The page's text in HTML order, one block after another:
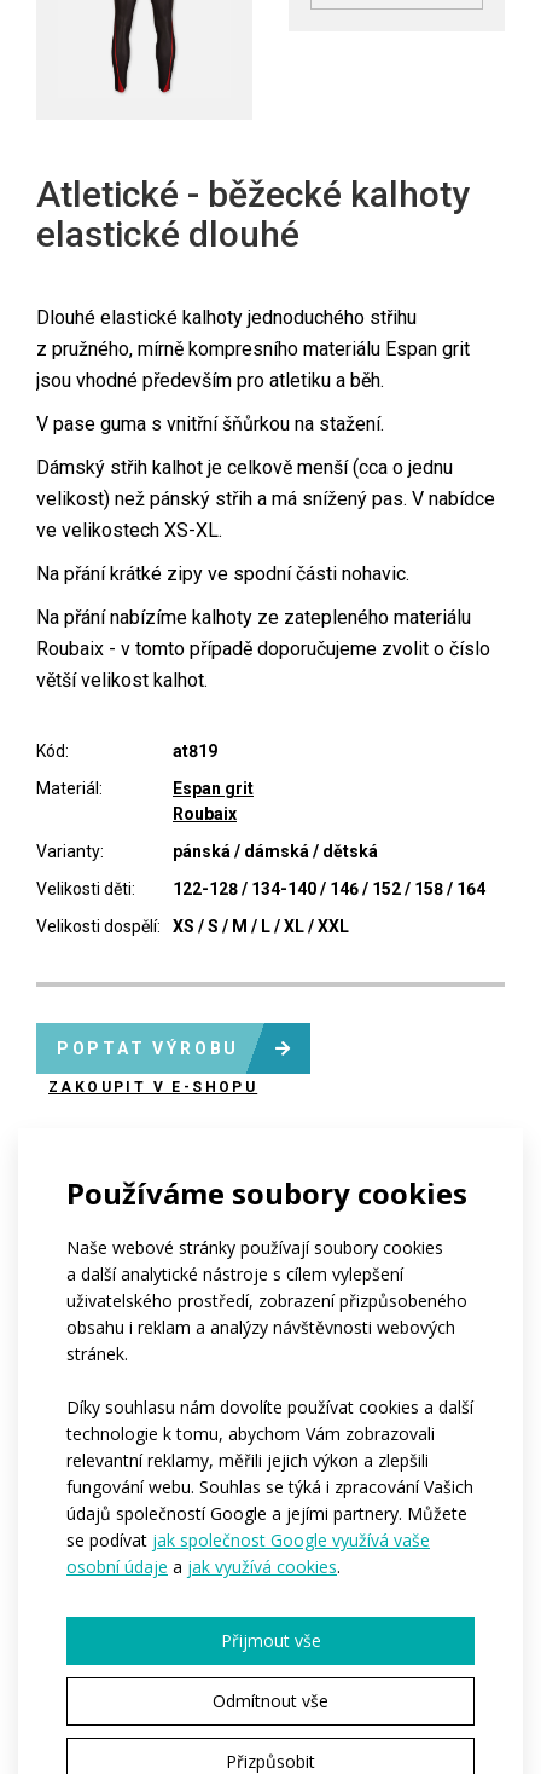
Používáme soubory cookies
Naše webové stránky používají soubory cookies
a další analytické nástroje s cílem vylepšení
uživatelského prostředí, zobrazení přizpůsobeného
obsahu i reklam a analýzy návštěvnosti webových
stránek.
Díky souhlasu nám dovolíte používat cookies a další
technologie k tomu, abychom Vám zobrazovali
relevantní reklamy, měřili jejich výkon a zlepšili
fungování webu. Souhlas se týká i zpracování Vašich
údajů společností Google a jejími partnery. Můžete
se podívat jak společnost Google využívá vaše
osobní údaje a jak využívá cookies.
Přijmout vše
Odmítnout vše
Přizpůsobit
Atletické - běžecké kalhoty
elastické dlouhé
Dlouhé elastické kalhoty jednoduchého střihu
z pružného, mírně kompresního materiálu Espan grit
jsou vhodné především pro atletiku a běh.
V pase guma s vnitřní šňůrkou na stažení.
Dámský střih kalhot je celkově menší (cca o jednu
velikost) než pánský střih a má snížený pas. V nabídce
ve velikostech XS-XL.
Na přání krátké zipy ve spodní části nohavic.
Na přání nabízíme kalhoty ze zatepleného materiálu
Roubaix - v tomto případě doporučujeme zvolit o číslo
větší velikost kalhot.
Kód:
at819
Materiál:
Espan grit
Roubaix
Varianty:
pánská / dámská / dětská
Velikosti děti:
122-128 / 134-140 / 146 / 152 / 158 / 164
Velikosti dospělí:
XS / S / M / L / XL / XXL
POPTAT VÝROBU
ZAKOUPIT V E-SHOPU
Časté dotazy
Kolik tento produkt stojí?
Od kolika kusů lze produkt
objednat?
Které části produktu mohou být